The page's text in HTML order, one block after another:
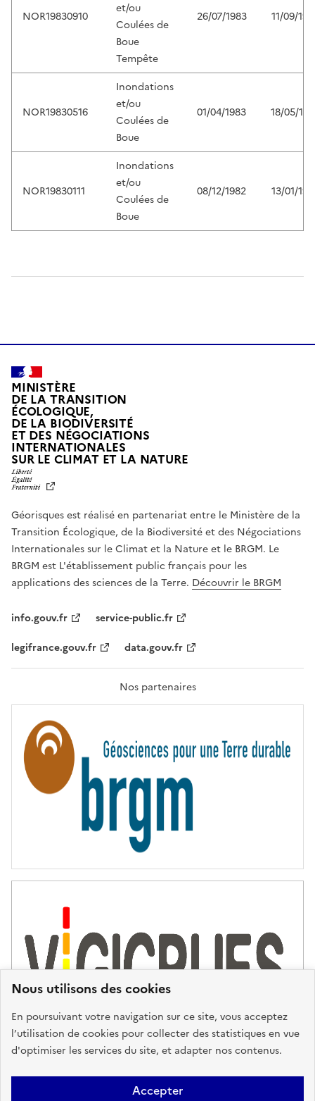
Nous utilisons des cookies
En poursuivant votre navigation sur ce site, vous acceptez
l’utilisation de cookies pour collecter des statistiques en vue
d'optimiser les services du site, et adapter nos contenus.
Accepter
NOR19830910
et/ou
Coulées de
Boue
Tempête
26/07/1983 11/09/
NOR19830516
Inondations
et/ou
Coulées de
Boue
01/04/1983 18/05/
NOR19830111
Inondations
et/ou
Coulées de
Boue
08/12/1982 13/01/
MINISTÈRE
DE LA TRANSITION
ÉCOLOGIQUE,
DE LA BIODIVERSITÉ
ET DES NÉGOCIATIONS
INTERNATIONALES
SUR LE CLIMAT ET LA NATUREL
T
É
,
É
G
A
L
F
A
T
R
T
É
Géorisques est réalisé en partenariat entre le Ministère de la
Transition Écologique, de la Biodiversité et des Négociations
Internationales sur le Climat et la Nature et le BRGM. Le
BRGM est L'établissement public français pour les
applications des sciences de la Terre. Découvrir le BRGM
info.gouv.fr
service-public.fr
legifrance.gouv.fr
data.gouv.fr
Nos partenaires
Plan du site Accessibilité : partiellement conforme
Mentions